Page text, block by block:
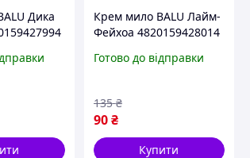
Дика
Крем мило BALU Лайм-
Фейхоа 4820159428014
Готово до відправки
90₴
135 ₴
Купити